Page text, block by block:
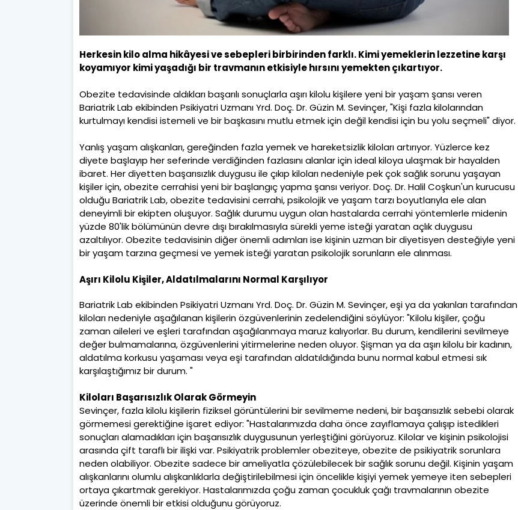
Herkesin kilo alma hikâyesi ve sebepleri birbirinden farklı. Kimi yemeklerin lezzetine karşı
koyamıyor kimi yaşadığı bir travmanın etkisiyle hırsını yemekten çıkartıyor.
Obezite tedavisinde aldıkları başarılı sonuçlarla aşırı kilolu kişilere yeni bir yaşam şansı veren
Bariatrik Lab ekibinden Psikiyatri Uzmanı Yrd. Doç. Dr. Güzin M. Sevinçer, "Kişi fazla kilolarından
kurtulmayı kendisi istemeli ve bir başkasını mutlu etmek için değil kendisi için bu yolu seçmeli" diyor.
Yanlış yaşam alışkanları, gereğinden fazla yemek ve hareketsizlik kiloları artırıyor. Yüzlerce kez
diyete başlayıp her seferinde verdiğinden fazlasını alanlar için ideal kiloya ulaşmak bir hayalden
ibaret. Her diyetten başarısızlık duygusu ile çıkıp kiloları nedeniyle pek çok sağlık sorunu yaşayan
kişiler için, obezite cerrahisi yeni bir başlangıç yapma şansı veriyor. Doç. Dr. Halil Coşkun'un kurucusu
olduğu Bariatrik Lab, obezite tedavisini cerrahi, psikolojik ve yaşam tarzı boyutlarıyla ele alan
deneyimli bir ekipten oluşuyor. Sağlık durumu uygun olan hastalarda cerrahi yöntemlerle midenin
yüzde 80'lik bölümünün devre dışı bırakılmasıyla sürekli yeme isteği yaratan açlık duygusu
azaltılıyor. Obezite tedavisinin diğer önemli adımları ise kişinin uzman bir diyetisyen desteğiyle yeni
bir yaşam tarzına geçmesi ve yemek isteği yaratan psikolojik sorunların ele alınması.
Aşırı Kilolu Kişiler, Aldatılmalarını Normal Karşılıyor
Bariatrik Lab ekibinden Psikiyatri Uzmanı Yrd. Doç. Dr. Güzin M. Sevinçer, eşi ya da yakınları tarafından
kiloları nedeniyle aşağılanan kişilerin özgüvenlerinin zedelendiğini söylüyor: "Kilolu kişiler, çoğu
zaman aileleri ve eşleri tarafından aşağılanmaya maruz kalıyorlar. Bu durum, kendilerini sevilmeye
değer bulmamalarına, özgüvenlerini yitirmelerine neden oluyor. Şişman ya da aşırı kilolu bir kadının,
aldatılma korkusu yaşaması veya eşi tarafından aldatıldığında bunu normal kabul etmesi sık
karşılaştığımız bir durum. "
Kiloları Başarısızlık Olarak Görmeyin
Sevinçer, fazla kilolu kişilerin fiziksel görüntülerini bir sevilmeme nedeni, bir başarısızlık sebebi olarak
görmemesi gerektiğine işaret ediyor: "Hastalarımızda daha önce zayıflamaya çalışıp istedikleri
sonuçları alamadıkları için başarısızlık duygusunun yerleştiğini görüyoruz. Kilolar ve kişinin psikolojisi
arasında çift taraflı bir ilişki var. Psikiyatrik problemler obeziteye, obezite de psikiyatrik sorunlara
neden olabiliyor. Obezite sadece bir ameliyatla çözülebilecek bir sağlık sorunu değil. Kişinin yaşam
alışkanlarını olumlu alışkanlıklarla değiştirilebilmesi için öncelikle kişiyi yemek yemeye iten sebepleri
ortaya çıkartmak gerekiyor. Hastalarımızda çoğu zaman çocukluk çağı travmalarının obezite
üzerinde önemli bir etkisi olduğunu görüyoruz.